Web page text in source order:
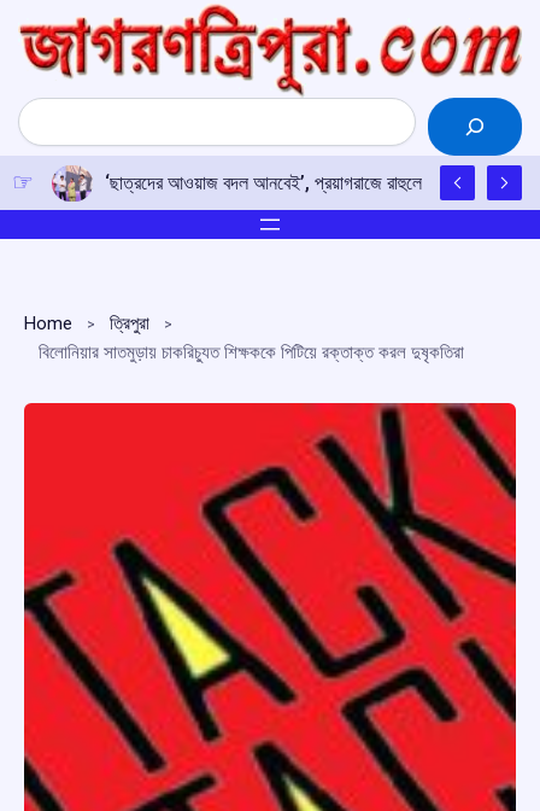
content
Search
‘ছাত্রদের আওয়াজ বদল আনবেই’, প্রয়াগরাজে রাহুলের হুঙ্কার
Home
ত্রিপুরা
বিলোনিয়ার সাতমুড়ায় চাকরিচ্যুত শিক্ষককে পিটিয়ে রক্তাক্ত করল দুষৃকতিরা